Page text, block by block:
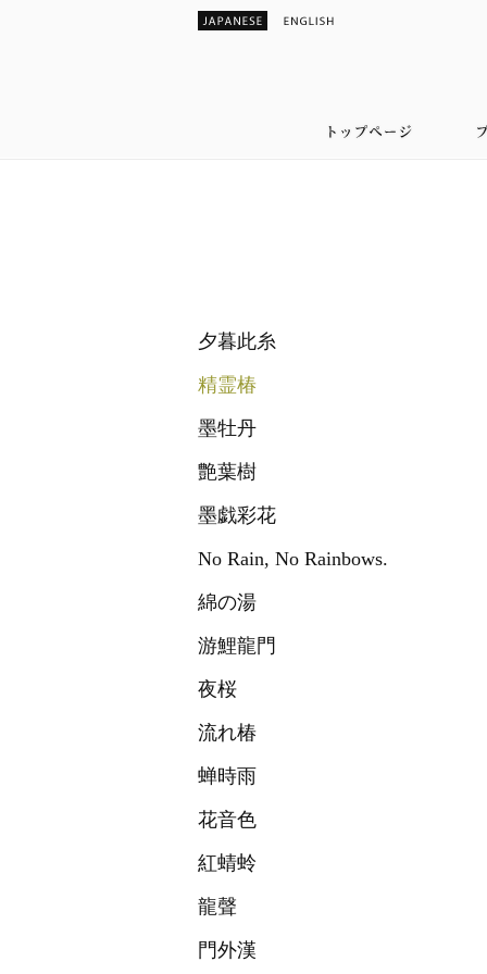
夕暮此糸
精霊椿
墨牡丹
艶葉樹
墨戯彩花
No Rain, No Rainbows.
綿の湯
游鯉龍門
夜桜
流れ椿
蝉時雨
花音色
紅蜻蛉
龍聲
門外漢